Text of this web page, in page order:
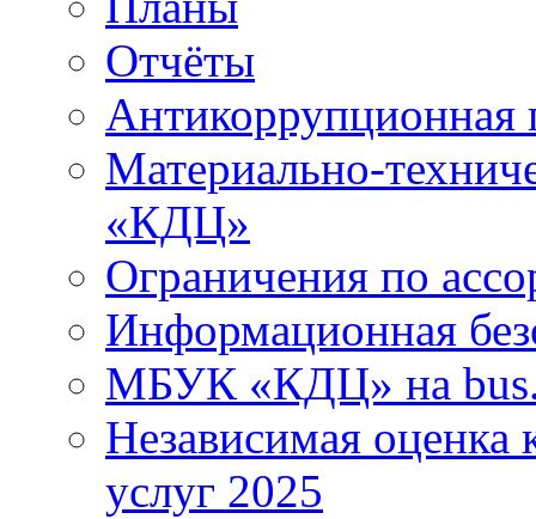
Отчёты
Антикоррупционная
Материально-
«КДЦ»
Ограничения по
Информационная
МБУК «КДЦ» на
Независимая оценка
услуг 2025